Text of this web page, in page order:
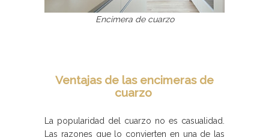
Encimera de cuarzo
Ventajas de las encimeras de
cuarzo
La popularidad del cuarzo no es casualidad.
Las razones que lo convierten en una de las